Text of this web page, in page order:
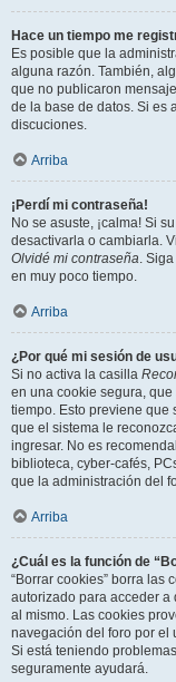
Hace un tiempo me
Es posible que la
alguna razón. También,
que no publicaron
de la base de datos. Si es
discuciones.
Arriba
¡Perdí mi contraseña!
No se asuste, ¡calma! Si
desactivarla o cambiarla.
Olvidé mi contraseña.
en muy poco tiempo.
Arriba
¿Por qué mi sesión de
Si no activa la casilla
en una cookie segura,
tiempo. Esto previene que
que el sistema le
ingresar. No es
biblioteca, cyber-cafés,
que la administración del
Arriba
¿Cuál es la función de
“Borrar cookies” borra las
autorizado para acceder a
al mismo. Las cookies
navegación del foro por el
Si está teniendo
seguramente ayudará.